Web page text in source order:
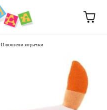
Плюшени играчки